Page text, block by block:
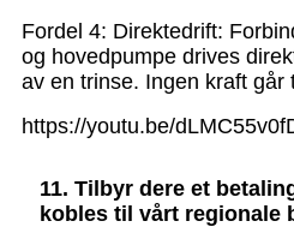
Fordel 4: Direktedrift:
og hovedpumpe drives
av en trinse. Ingen kraft går
https://youtu.be/
11. Tilbyr dere et
kobles til vårt regionale